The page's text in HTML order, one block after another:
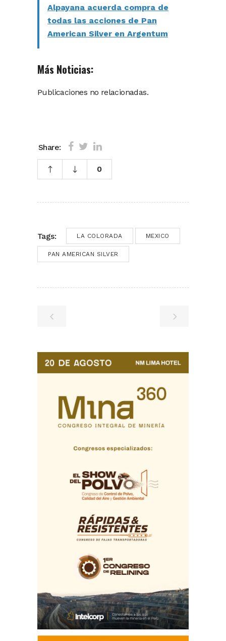
Alpayana acuerda compra de
todas las acciones de Pan
American Silver en Argentum
Más Noticias:
Publicaciones no relacionadas.
Share:
0
Tags: LA COLORADA MEXICO
PAN AMERICAN SILVER